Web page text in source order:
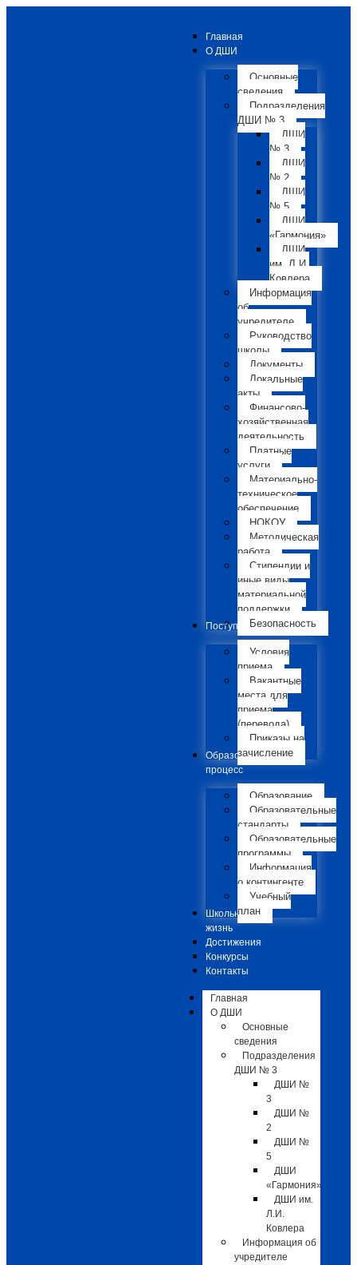
Главная
О ДШИ
Основные
сведения
Подразделения
ДШИ № 3
ДШИ
№ 3
ДШИ
№ 2
ДШИ
№ 5
ДШИ
«Гармония»
ДШИ
им. Л.И.
Ковлера
Информация
об
учредителе
Руководство
школы
Документы
Локальные
акты
Финансово-
хозяйственная
деятельность
Платные
услуги
Материально-
техническое
обеспечение
НОКОУ
Методическая
работа
Стипендии и
иные виды
материальной
поддержки
Безопасность
Поступающим
Условия
приема
Вакантные
места для
приема
(перевода)
Приказы на
зачисление
Образовательный
процесс
Образование
Образовательные
стандарты
Образовательные
программы
Информация
о контингенте
Учебный
план
Школьная
жизнь
Достижения
Конкурсы
Контакты
Главная
О ДШИ
Основные
сведения
Подразделения
ДШИ № 3
ДШИ №
3
ДШИ №
2
ДШИ №
5
ДШИ
«Гармония»
ДШИ им.
Л.И.
Ковлера
Информация об
учредителе